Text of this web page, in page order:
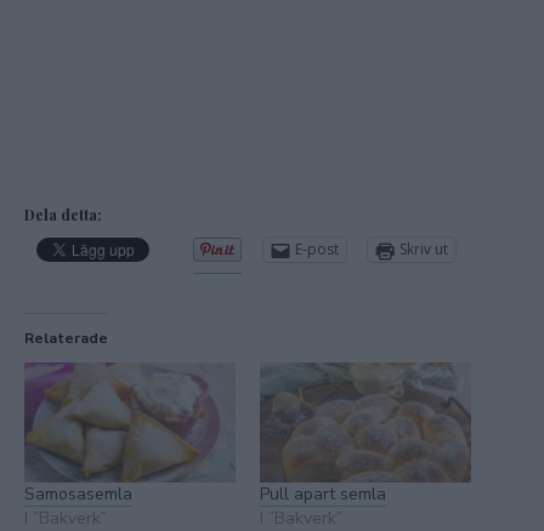
Dela detta:
E-post Skriv ut
Relaterade
Samosasemla
I ”Bakverk”
Pull apart semla
I ”Bakverk”